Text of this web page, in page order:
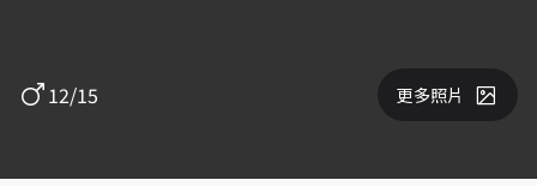
12/15 更多照片